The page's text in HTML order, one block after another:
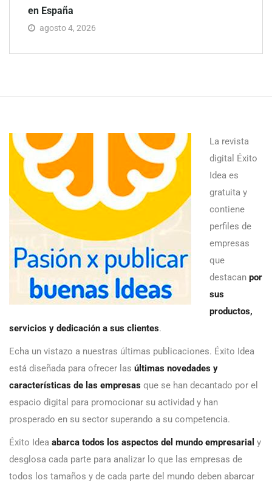
en España
agosto 4, 2026
La revista
digital Éxito
Idea es
gratuita y
contiene
perfiles de
empresas
que
destacan por
sus
productos,
servicios y dedicación a sus clientes.
Echa un vistazo a nuestras últimas publicaciones. Éxito Idea
está diseñada para ofrecer las últimas novedades y
características de las empresas que se han decantado por el
espacio digital para promocionar su actividad y han
prosperado en su sector superando a su competencia.
Éxito Idea abarca todos los aspectos del mundo empresarial y
desglosa cada parte para analizar lo que las empresas de
todos los tamaños y de cada parte del mundo deben abarcar